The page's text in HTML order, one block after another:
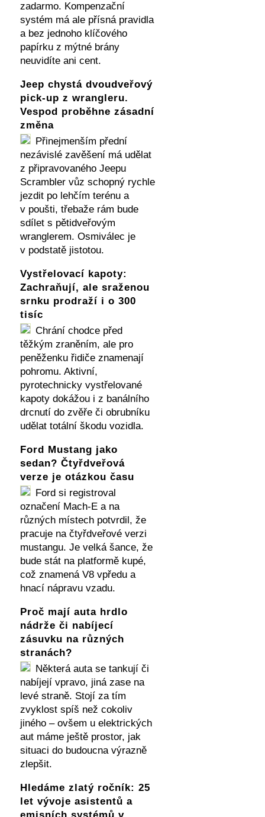
zadarmo. Kompenzační
systém má ale přísná pravidla
a bez jednoho klíčového
papírku z mýtné brány
neuvidíte ani cent.
Jeep chystá dvoudveřový
pick-up z wrangleru.
Vespod proběhne zásadní
změna
Přinejmenším přední
nezávislé zavěšení má udělat
z připravovaného Jeepu
Scrambler vůz schopný rychle
jezdit po lehčím terénu a
v poušti, třebaže rám bude
sdílet s pětidveřovým
wranglerem. Osmiválec je
v podstatě jistotou.
Vystřelovací kapoty:
Zachraňují, ale sraženou
srnku prodraží i o 300
tisíc
Chrání chodce před
těžkým zraněním, ale pro
peněženku řidiče znamenají
pohromu. Aktivní,
pyrotechnicky vystřelované
kapoty dokážou i z banálního
drcnutí do zvěře či obrubníku
udělat totální škodu vozidla.
Ford Mustang jako
sedan? Čtyřdveřová
verze je otázkou času
Ford si registroval
označení Mach-E a na
různých místech potvrdil, že
pracuje na čtyřdveřové verzi
mustangu. Je velká šance, že
bude stát na platformě kupé,
což znamená V8 vpředu a
hnací nápravu vzadu.
Proč mají auta hrdlo
nádrže či nabíjecí
zásuvku na různých
stranách?
Některá auta se tankují či
nabíjejí vpravo, jiná zase na
levé straně. Stojí za tím
zvyklost spíš než cokoliv
jiného – ovšem u elektrických
aut máme ještě prostor, jak
situaci do budoucna výrazně
zlepšit.
Hledáme zlatý ročník: 25
let vývoje asistentů a